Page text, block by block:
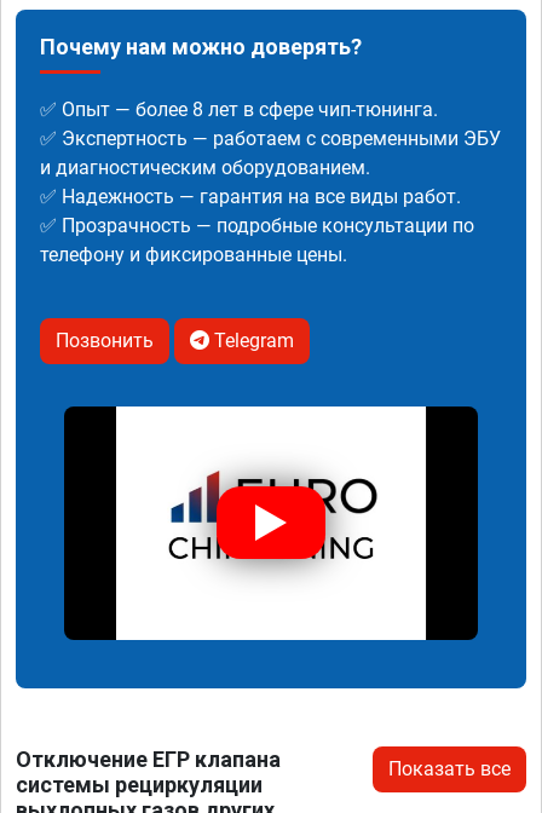
Почему нам можно доверять?
✅ Опыт — более 8 лет в сфере чип-тюнинга.
✅ Экспертность — работаем с современными ЭБУ
и диагностическим оборудованием.
✅ Надежность — гарантия на все виды работ.
✅ Прозрачность — подробные консультации по
телефону и фиксированные цены.
Позвонить Telegram
Отключение ЕГР клапана
системы рециркуляции
Показать все